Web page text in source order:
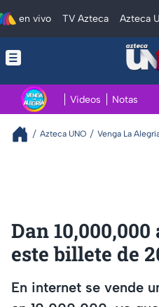
en vivo TV Azteca Azteca
Videos Notas
Azteca UNO Venga La
Dan
este billete de
En internet se vende